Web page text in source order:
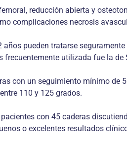
reducción abierta y
complicaciones necrosis
años pueden tratarse
utilizada fue la de
con un seguimiento mínimo de
110 y 125 grados.
con 45 caderas
o excelentes resultados